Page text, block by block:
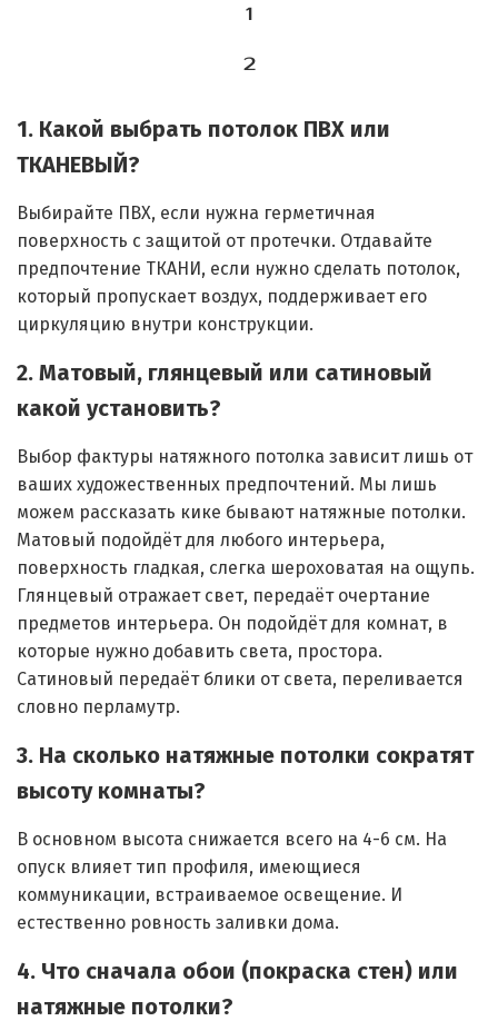
1
2
1. Какой выбрать потолок ПВХ или
ТКАНЕВЫЙ?
Выбирайте ПВХ, если нужна герметичная
поверхность с защитой от протечки. Отдавайте
предпочтение ТКАНИ, если нужно сделать потолок,
который пропускает воздух, поддерживает его
циркуляцию внутри конструкции.
2. Матовый, глянцевый или сатиновый
какой установить?
Выбор фактуры натяжного потолка зависит лишь от
ваших художественных предпочтений. Мы лишь
можем рассказать кике бывают натяжные потолки.
Матовый подойдёт для любого интерьера,
поверхность гладкая, слегка шероховатая на ощупь.
Глянцевый отражает свет, передаёт очертание
предметов интерьера. Он подойдёт для комнат, в
которые нужно добавить света, простора.
Сатиновый передаёт блики от света, переливается
словно перламутр.
3. На сколько натяжные потолки сократят
высоту комнаты?
В основном высота снижается всего на 4-6 см. На
опуск влияет тип профиля, имеющиеся
коммуникации, встраиваемое освещение. И
естественно ровность заливки дома.
4. Что сначала обои (покраска стен) или
натяжные потолки?